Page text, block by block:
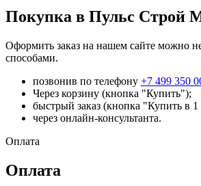
Покупка в Пульс Строй
Оформить заказ на нашем сайте можно
способами.
позвонив по телефону +7 499 350
Через корзину (кнопка "Купить");
быстрый заказ (кнопка "Купить в
через онлайн-консультанта.
Оплата
Оплата